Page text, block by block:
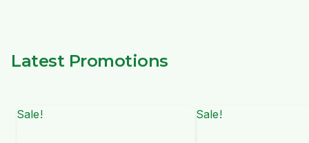
Latest Promotions
Sale! Sale!